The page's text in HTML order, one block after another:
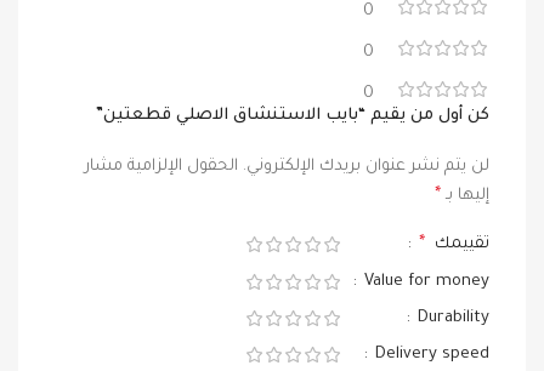
0
0
0
كن أول من يقيم “بايب الاستنشاق الاصلي قطعتين”
لن يتم نشر عنوان بريدك الإلكتروني. الحقول الإلزامية مشار
إليها بـ *
تقييمك *
Value for money
Durability
Delivery speed